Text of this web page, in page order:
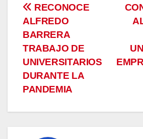
Navegación
de
entradas
RECONOCE
ALFREDO
BARRERA
TRABAJO DE
UNIVERSITARIOS
DURANTE LA
PANDEMIA